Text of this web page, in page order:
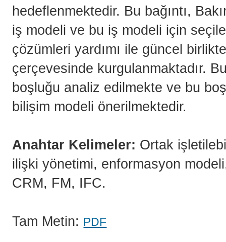
hedeflenmektedir. Bu bağıntı,
iş modeli ve bu iş modeli için
çözümleri yardımı ile güncel
çerçevesinde kurgulanmaktadır.
boşluğu analiz edilmekte ve bu
bilişim modeli önerilmektedir.
Anahtar Kelimeler: Ortak
ilişki yönetimi, enformasyon
CRM, FM, IFC.
Tam Metin: PDF